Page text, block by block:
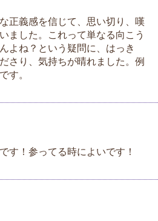
正義感を信じて、思い切り、嘆
ました。これって単なる向こう
よね？という疑問に、はっき
さり、気持ちが晴れました。例
す。
す！参ってる時によいです！